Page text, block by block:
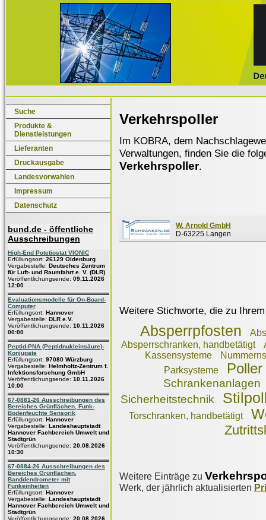
Suche
Produkte &
Dienstleistungen
Lieferanten
Druckausgabe
Landesvorwahlen
Impressum
Datenschutz
bund.de - öffentliche
Ausschreibungen
High-End Potetiostat VIONIC
Erfüllungsort: 26129 Oldenburg
Vergabestelle: Deutsches Zentrum
für Luft- und Raumfahrt e. V. (DLR)
Veröffentlichungsende: 09.11.2026
12:00
Evaluationsmodelle für On-Board-
Computer
Erfüllungsort: Hannover
Vergabestelle: DLR e.V.
Veröffentlichungsende: 10.11.2026
00:00
Peptid-PNA (Peptidnukleinsäure)-
Konjugate
Erfüllungsort: 97080 Würzburg
Vergabestelle: Helmholtz-Zentrum f.
Infektionsforschung GmbH
Veröffentlichungsende: 10.11.2026
10:00
67-0881-26 Ausschreibungen des
Bereiches Grünflächen, Funk-
Bodenfeuchte Sensorik
Erfüllungsort: Hannover
Vergabestelle: Landeshauptstadt
Hannover Fachbereich Umwelt und
Stadtgrün
Veröffentlichungsende: 20.08.2026
10:30
67-0884-26 Ausschreibungen des
Bereiches Grünflächen,
Banddendrometer mit
Funkeinheiten
Erfüllungsort: Hannover
Vergabestelle: Landeshauptstadt
Hannover Fachbereich Umwelt und
Stadtgrün
Veröffentlichungsende: 20.08.2026
Verkehrspoller
Im KOBRA, dem
Verwaltungen, finden Sie die
Verkehrspoller.
W. Arnold GmbH
D-63225 Langen
Weitere Stichworte, die zu
Absperrpfosten
Absperrschranken, handbetätigt
Kassensysteme
Parksysteme
Poller
Schrankenanlagen
Sicherheitstechnik
Torschranken, handbetätigt
Weitere Einträge zu
Werk, der jährlich aktualisierten